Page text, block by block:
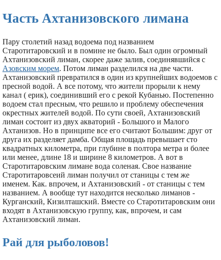
Часть Ахтанизовского лимана
Пару столетий назад водоема под названием
Старотитаровский и в помине не было. Был один огромный
Ахтанизовский лиман, скорее даже залив, соединявшийся с
Азовским морем. Потом лиман разделился на две части.
Ахтанизовский превратился в один из крупнейших водоемов с
пресной водой. А все потому, что жители прорыли к нему
канал ( ерик), соединивший его с рекой Кубанью. Постепенно
водоем стал пресным, что решило и проблему обеспечения
окрестных жителей водой. По сути своей, Ахтанизовский
лиман состоит из двух акваторий - Большого и Малого
Ахтанизов. Но в принципе все его считают Большим: друг от
друга их разделяет дамба. Общая площадь превышает сто
квадратных километра, при глубине в полтора метра и более
или менее, длине 18 и ширине 8 километров. А вот в
Старотитаровским лимане вода соленая. Свое название
Старотитаровсеий лиман получил от станицы с тем же
именем. Как. впрочем, и Ахтанизовский - от станицы с тем
названием. А вообще тут находится несколько лиманов -
Курганский, Кизилташский. Вместе со Старотитаровским они
входят в Ахтанизовскую группу, как, впрочем, и сам
Ахтанизовский лиман.
Рай для рыболовов!